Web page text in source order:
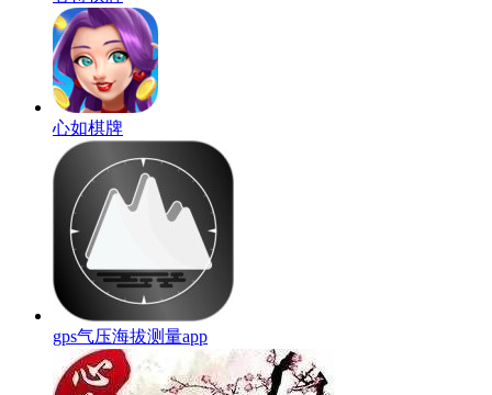
心如棋牌
gps气压海拔测量app